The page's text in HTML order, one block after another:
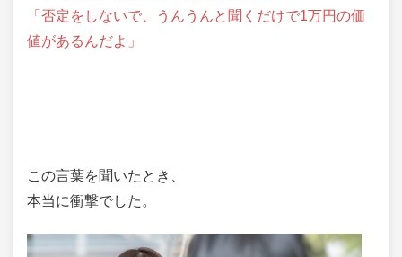
「否定をしないで、うんうんと聞くだけで1万円の価
値があるんだよ」
この言葉を聞いたとき、
本当に衝撃でした。